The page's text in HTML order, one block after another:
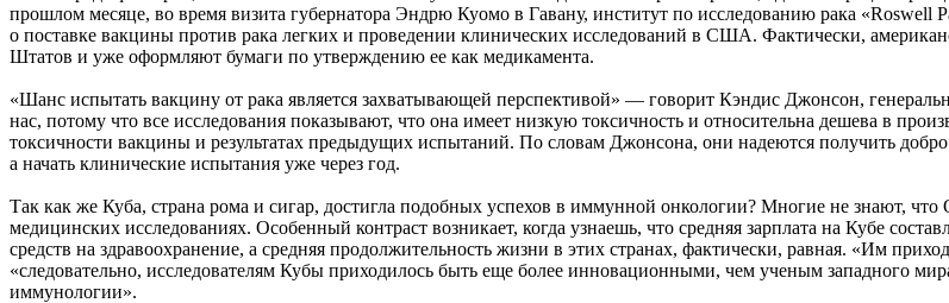
прошлом месяце, во время визита губернатора Эндрю Куомо в Гавану, институт по исследованию рака
о поставке вакцины против рака легких и проведении клинических исследований в США. Фактически,
Штатов и уже оформляют бумаги по утверждению ее как медикамента.
«Шанс испытать вакцину от рака является захватывающей перспективой» — говорит Кэндис Джонсон,
нас, потому что все исследования показывают, что она имеет низкую токсичность и относительна дешева в
токсичности вакцины и результатах предыдущих испытаний. По словам Джонсона, они надеются получить
а начать клинические испытания уже через год.
Так как же Куба, страна рома и сигар, достигла подобных успехов в иммунной онкологии? Многие не знают,
медицинских исследованиях. Особенный контраст возникает, когда узнаешь, что средняя зарплата на Кубе
средств на здравоохранение, а средняя продолжительность жизни в этих странах, фактически, равная. «Им
«следовательно, исследователям Кубы приходилось быть еще более инновационными, чем ученым западного
иммунологии».